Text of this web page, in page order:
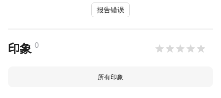
报告错误
印象 0
所有印象